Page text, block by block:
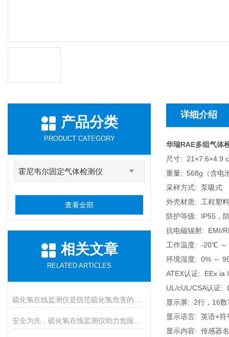
产品分类
PRODUCT CATEGORY
霍尼韦尔固定气体检测仪
查看全部
相关文章
RELATED ARTICLES
详细介绍
华瑞RAE多组气体
尺寸: 21×7.6×4.9
重量: 568g（含电
采样方式: 泵吸式
外壳材质: 工程塑
防护等级: IP55，
抗电磁辐射: EMI/
工作温度: -20℃
环境湿度: 0% ～
ATEX认证: EEx ia
UL/cUL/CSA认证:
显示屏: 2行，16数
显示语言: 英语+符
显示内容: 传感器